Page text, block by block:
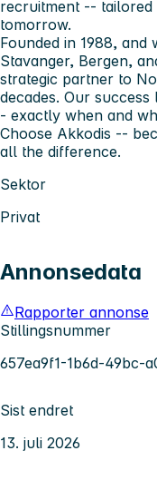
recruitment -- tailored
tomorrow.
Founded in 1988, and
Stavanger, Bergen,
strategic partner to
decades. Our
- exactly when and
Choose Akkodis --
all the difference.
Sektor
Privat
Annonsedata
Rapporter annonse
Stillingsnummer
657ea9f1-1b6d-49bc-
Sist endret
13. juli 2026